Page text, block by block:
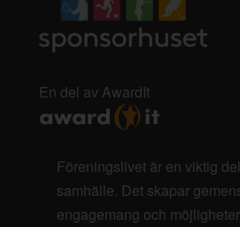
En del av AwardIt
Föreningslivet är en viktig
samhälle. Det skapar
engagemang och